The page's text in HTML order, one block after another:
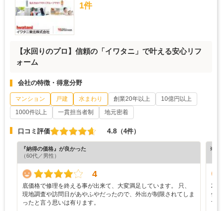
1件
【水回りのプロ】信頼の「イワタニ」で叶える安心リフ
ォーム
会社の特徴・得意分野
マンション 戸建 水まわり 創業20年以上
10億円以上
1000件以上
一貫担当者制 地元密着
口コミ評価 4.8 （4件）
『納得の価格』が良かった
（60代／男性）
4
底価格で修理を終える事が出来て、大変満足しています。 只、
現地調査や訪問日があやふやだったので、外出が制限されてしま
ったと言う思いは有ります。
※ホ
2年
修
す